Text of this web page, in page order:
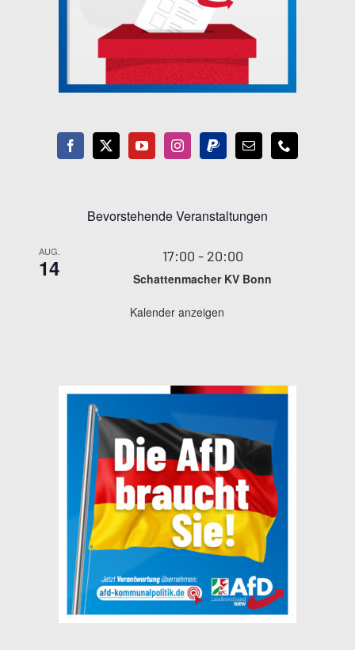
Bevorstehende Veranstaltungen
AUG.
14 17:00 - 20:00
Schattenmacher KV Bonn
Kalender anzeigen